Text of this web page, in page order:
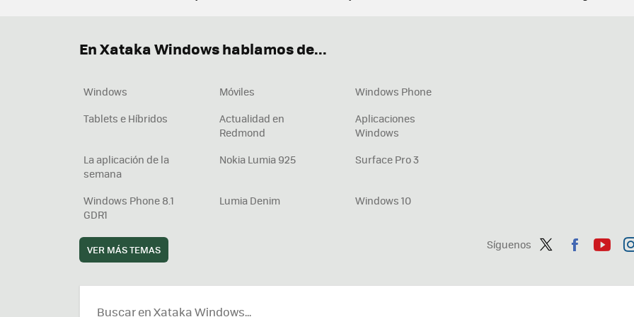
Síguenos
ter
ebo tub
En Xataka Windows hablamos de...
Windows Móviles
Windows Phone
Tablets e Híbridos
Actualidad en
Redmond
Aplicaciones
Windows
La aplicación de la
semana
Nokia Lumia 925 Surface Pro 3
Windows Phone 8.1
GDR1
Lumia Denim Windows 10
VER MÁS TEMAS